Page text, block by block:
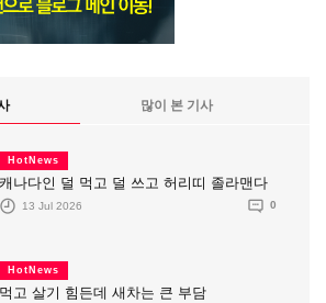
많이 본 기사
HotNews
캐나다인 덜 먹고 덜 쓰고 허리띠 졸라맨다
13 Jul 2026 0
HotNews
먹고 살기 힘든데 새차는 큰 부담